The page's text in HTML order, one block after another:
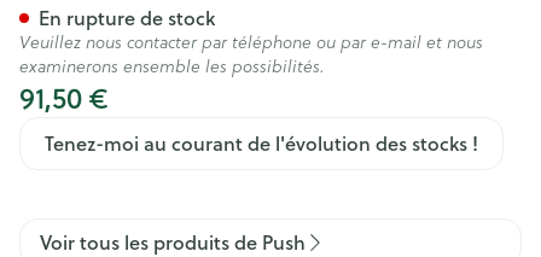
91,50 €
Tenez-moi au courant de l'évolution des stocks !
En rupture de stock
Veuillez nous contacter par téléphone ou par e-mail et nous
examinerons ensemble les possibilités.
Voir tous les produits de Push